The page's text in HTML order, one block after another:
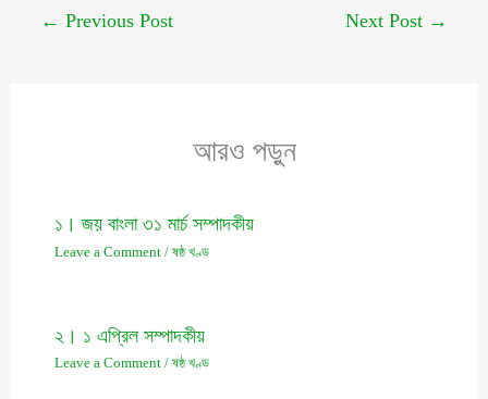
← Previous Post Next Post →
আরও পড়ুন
১। জয় বাংলা ৩১ মার্চ সম্পাদকীয়
Leave a Comment / ষষ্ঠ খণ্ড
২। ১ এপ্রিল সম্পাদকীয়
Leave a Comment / ষষ্ঠ খণ্ড